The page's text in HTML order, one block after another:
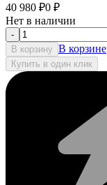
40 980 ₽0 ₽
Нет в наличии
-
В корзину В корзине
Купить в один клик